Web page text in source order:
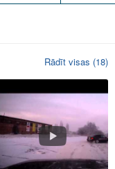
Rādīt visas (18)